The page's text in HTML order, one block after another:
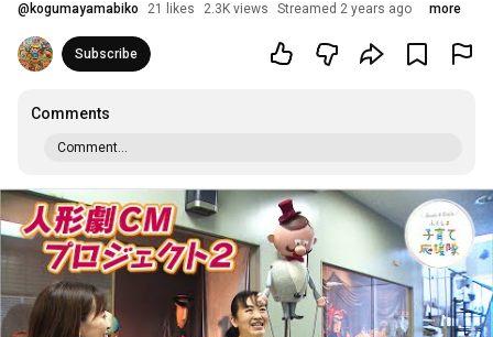
@ kogumayamabiko 21 likes 2.3K views Streamed 2 years ago more
Subscribe
Comments
Comment...